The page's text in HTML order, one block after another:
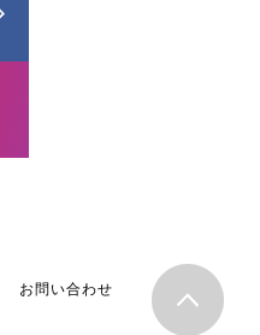
お問い合わせ